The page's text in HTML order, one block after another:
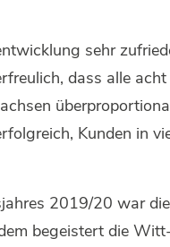
sehr
dass alle
Kunden in
2019/20 war
begeistert die